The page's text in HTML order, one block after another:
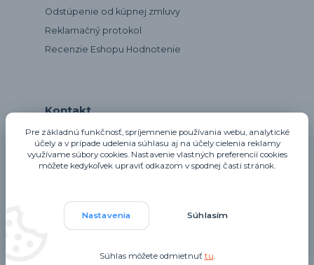
Odstúpenie od kúpnej zmluvy
Reklamačný protokol
Recenzie Eshopu Hodnotenie
Kontakt
notta@notta.sk
Upravit sběr cookies.
Pre základnú funkčnosť, spríjemnenie používania webu, analytické
účely a v prípade udelenia súhlasu aj na účely cielenia reklamy
využívame súbory cookies. Nastavenie vlastných preferencií cookies
môžete kedykoľvek upraviť odkazom v spodnej časti stránok.
Nastavenia Súhlasím
Súhlas môžete odmietnuť tu.